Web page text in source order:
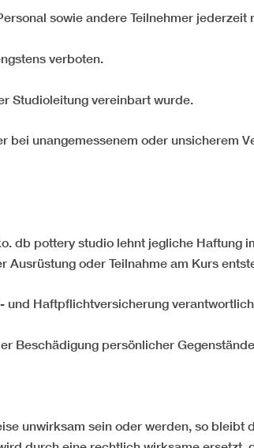
sowie andere Teilnehmer
verboten.
Studioleitung vereinbart wurde.
bei unangemessenem oder unsicherem
db pottery studio lehnt jegliche Haftung
oder Teilnahme am Kurs
und Haftpflichtversicherung
Beschädigung persönlicher
unwirksam sein oder werden, so bleibt